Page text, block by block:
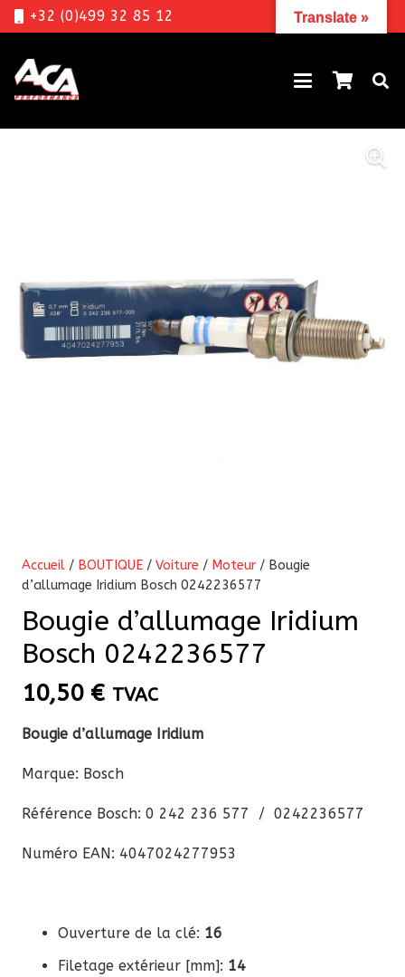
+32 (0)499 32 85 12
Accueil / BOUTIQUE / Voiture / Moteur / Bougie
d’allumage Iridium Bosch 0242236577
Bougie d’allumage Iridium
Bosch 0242236577
10,50 € TVAC
Bougie d’allumage Iridium
Marque: Bosch
Référence Bosch: 0 242 236 577 / 0242236577
Numéro EAN: 4047024277953
Ouverture de la clé: 16
Filetage extérieur [mm]: 14
Translate »